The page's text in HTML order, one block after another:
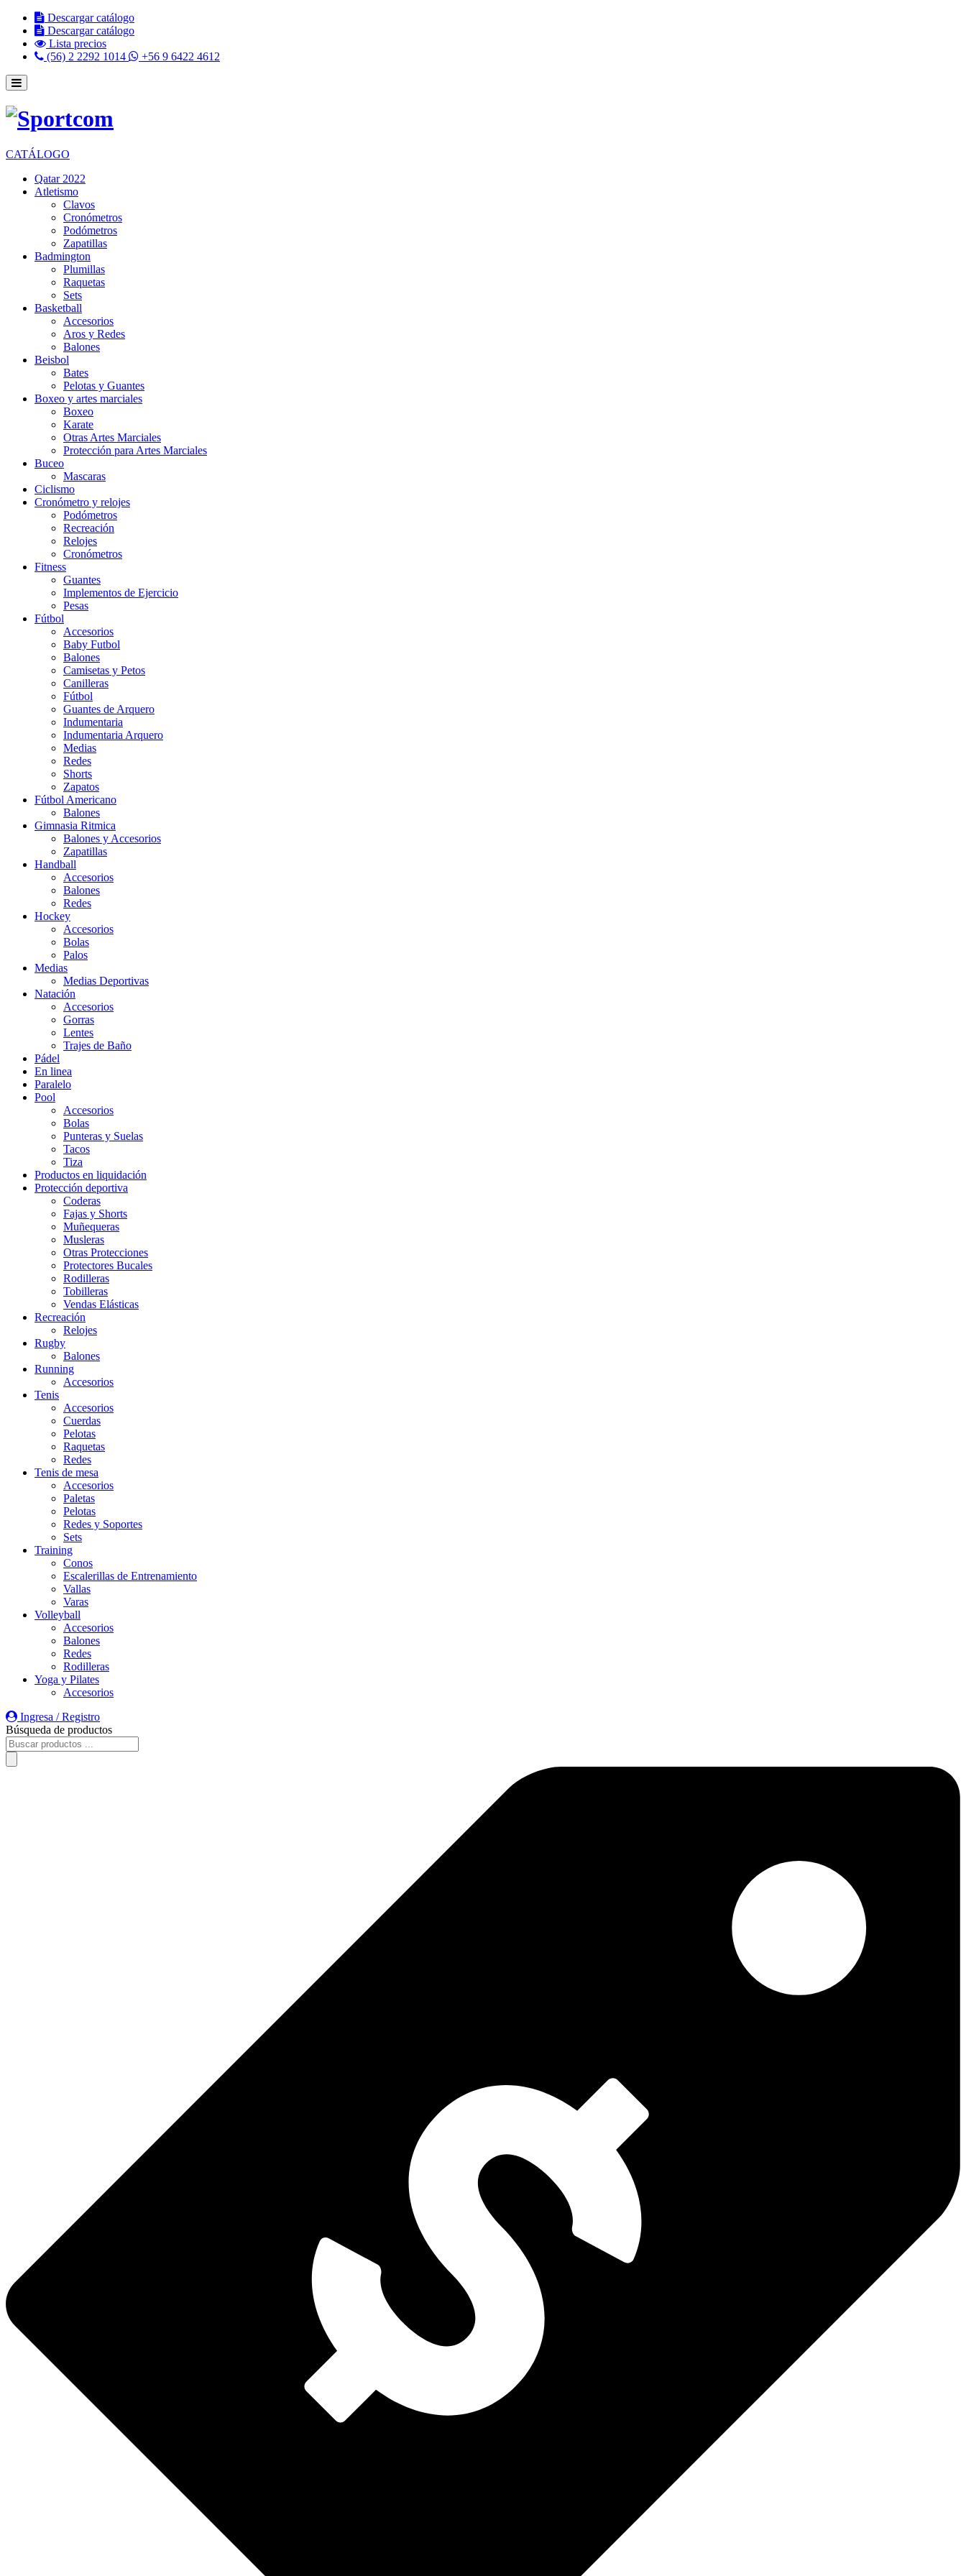
Descargar catálogo
Descargar catálogo
Lista precios
(56) 2 2292 1014
+56 9 6422 4612
CATÁLOGO
Qatar 2022
Atletismo
Clavos
Cronómetros
Podómetros
Zapatillas
Badmington
Plumillas
Raquetas
Sets
Basketball
Accesorios
Aros y Redes
Balones
Beisbol
Bates
Pelotas y Guantes
Boxeo y artes marciales
Boxeo
Karate
Otras Artes Marciales
Protección para Artes Marciales
Buceo
Mascaras
Ciclismo
Cronómetro y relojes
Podómetros
Recreación
Relojes
Cronómetros
Fitness
Guantes
Implementos de Ejercicio
Pesas
Fútbol
Accesorios
Baby Futbol
Balones
Camisetas y Petos
Canilleras
Fútbol
Guantes de Arquero
Indumentaria
Indumentaria Arquero
Medias
Redes
Shorts
Zapatos
Fútbol Americano
Balones
Gimnasia Ritmica
Balones y Accesorios
Zapatillas
Handball
Accesorios
Balones
Redes
Hockey
Accesorios
Bolas
Palos
Medias
Medias Deportivas
Natación
Accesorios
Gorras
Lentes
Trajes de Baño
Pádel
En linea
Paralelo
Pool
Accesorios
Bolas
Punteras y Suelas
Tacos
Tiza
Productos en liquidación
Protección deportiva
Coderas
Fajas y Shorts
Muñequeras
Musleras
Otras Protecciones
Protectores Bucales
Rodilleras
Tobilleras
Vendas Elásticas
Recreación
Relojes
Rugby
Balones
Running
Accesorios
Tenis
Accesorios
Cuerdas
Pelotas
Raquetas
Redes
Tenis de mesa
Accesorios
Paletas
Pelotas
Redes y Soportes
Sets
Training
Conos
Escalerillas de Entrenamiento
Vallas
Varas
Volleyball
Accesorios
Balones
Redes
Rodilleras
Yoga y Pilates
Accesorios
Ingresa / Registro
Búsqueda de productos